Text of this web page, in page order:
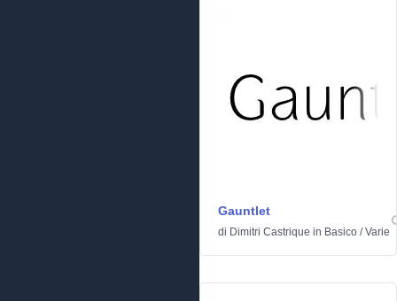
Gauntlet
di Dimitri Castrique in Basico /Varie